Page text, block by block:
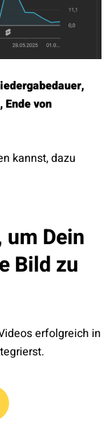
Ende von
kannst, dazu
Dein
Bild zu
erfolgreich in